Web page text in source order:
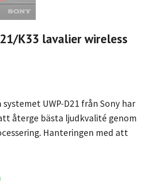
K33 lavalier wireless
UWP-D21 från Sony har
återge bästa ljudkvalité genom
Hanteringen med att